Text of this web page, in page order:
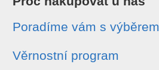
Poradíme vám s výběrem
Věrnostní program